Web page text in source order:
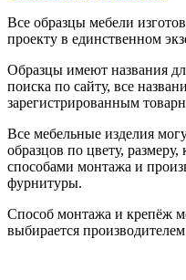
Все образцы мебели
проекту в единственном
Образцы имеют названия
поиска по сайту, все
зарегистрированным
Все мебельные изделия
образцов по цвету,
способами монтажа и
фурнитуры.
Способ монтажа и крепёж
выбирается